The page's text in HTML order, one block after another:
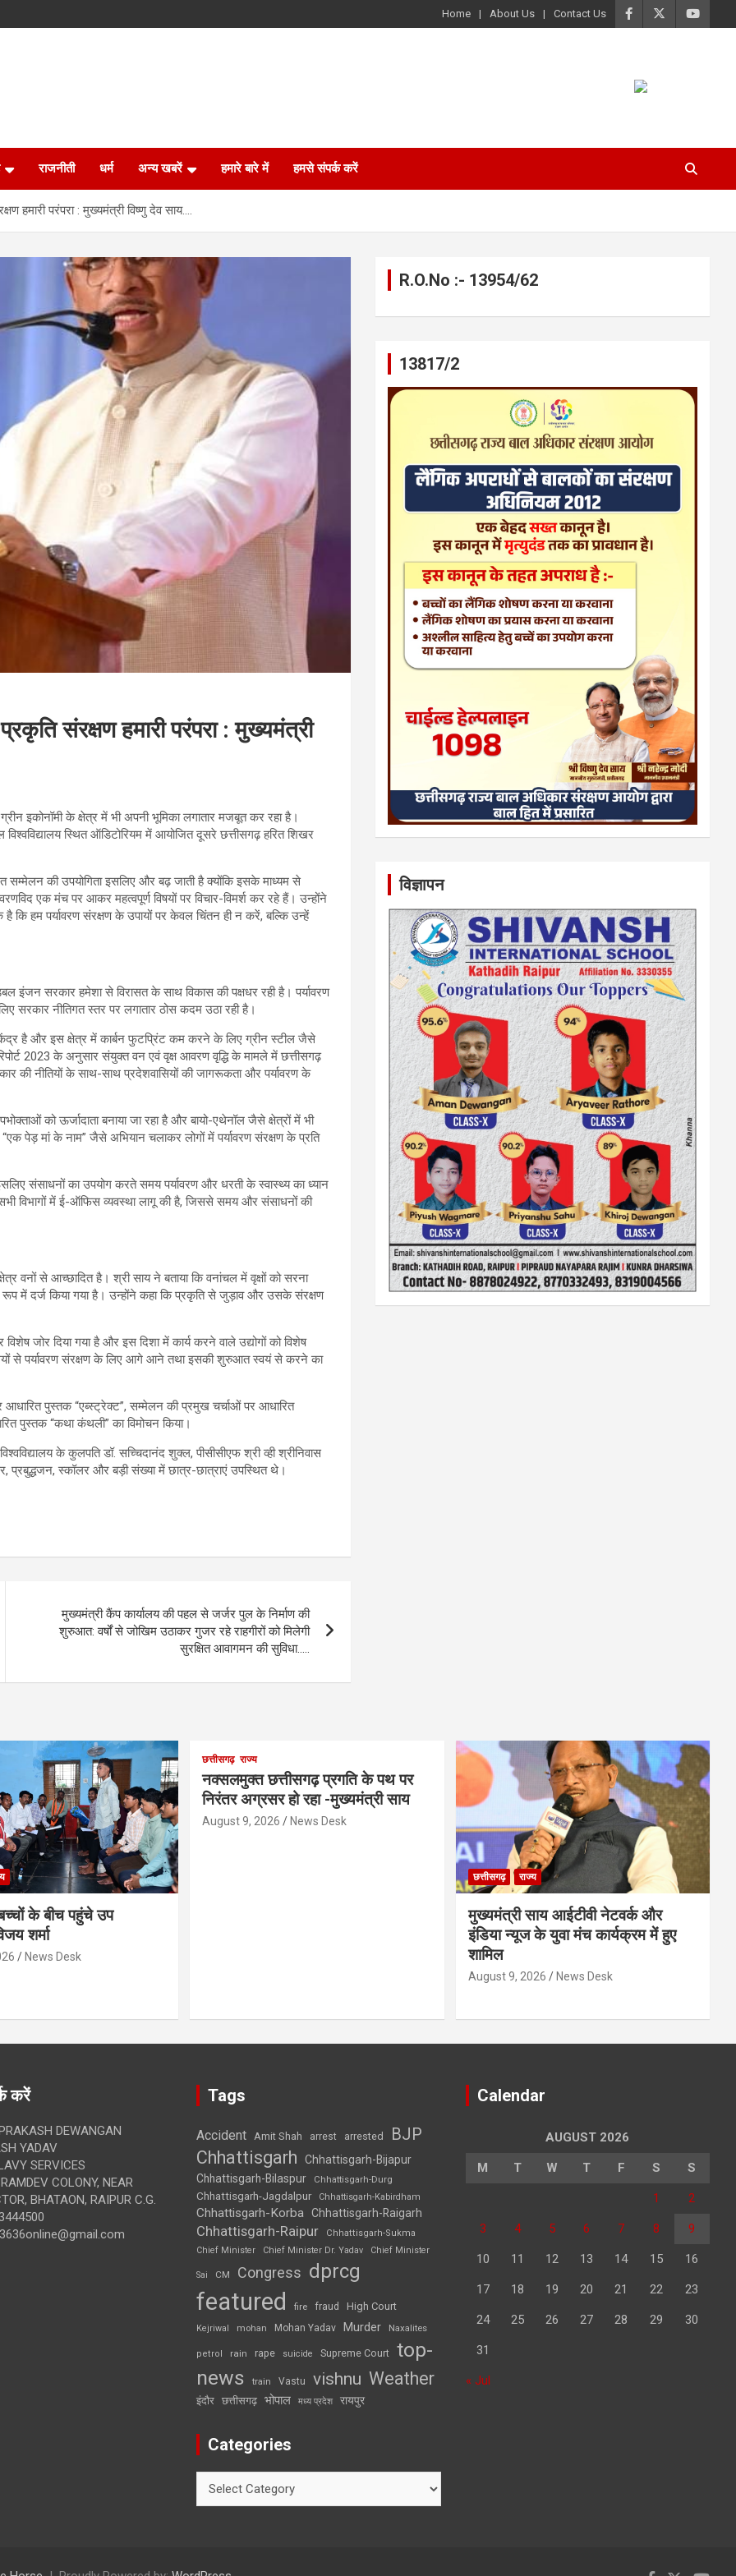
Home About Us Contact Us
राजनीती धर्म अन्य खबरें हमारे बारे में हमसे संपर्क करें
हमारी परंपरा : मुख्यमंत्री विष्णु देव साय….
संरक्षण हमारी परंपरा : मुख्यमंत्री
इकोनॉमी के क्षेत्र में भी अपनी भूमिका लगातार मजबूत कर रहा है।
स्थित ऑडिटोरियम में आयोजित दूसरे छत्तीसगढ़ हरित शिखर
सम्मेलन की उपयोगिता इसलिए और बढ़ जाती है क्योंकि इसके माध्यम से
एक मंच पर आकर महत्वपूर्ण विषयों पर विचार-विमर्श कर रहे हैं। उन्होंने
हम पर्यावरण संरक्षण के उपायों पर केवल चिंतन ही न करें, बल्कि उन्हें
इंजन सरकार हमेशा से विरासत के साथ विकास की पक्षधर रही है। पर्यावरण
सरकार नीतिगत स्तर पर लगातार ठोस कदम उठा रही है।
है और इस क्षेत्र में कार्बन फुटप्रिंट कम करने के लिए ग्रीन स्टील जैसे
2023 के अनुसार संयुक्त वन एवं वृक्ष आवरण वृद्धि के मामले में छत्तीसगढ़
की नीतियों के साथ-साथ प्रदेशवासियों की जागरूकता और पर्यावरण के
को ऊर्जादाता बनाया जा रहा है और बायो-एथेनॉल जैसे क्षेत्रों में भी
“एक पेड़ मां के नाम” जैसे अभियान चलाकर लोगों में पर्यावरण संरक्षण के प्रति
संसाधनों का उपयोग करते समय पर्यावरण और धरती के स्वास्थ्य का ध्यान
विभागों में ई-ऑफिस व्यवस्था लागू की है, जिससे समय और संसाधनों की
वनों से आच्छादित है। श्री साय ने बताया कि वनांचल में वृक्षों को सरना
में दर्ज किया गया है। उन्होंने कहा कि प्रकृति से जुड़ाव और उसके संरक्षण
जोर दिया गया है और इस दिशा में कार्य करने वाले उद्योगों को विशेष
से पर्यावरण संरक्षण के लिए आगे आने तथा इसकी शुरुआत स्वयं से करने का
पुस्तक “एब्स्ट्रेक्ट”, सम्मेलन की प्रमुख चर्चाओं पर आधारित
पुस्तक “कथा कंथली” का विमोचन किया।
के कुलपति डॉ. सच्चिदानंद शुक्ल, पीसीसीएफ श्री व्ही श्रीनिवास
प्रबुद्धजन, स्कॉलर और बड़ी संख्या में छात्र-छात्राएं उपस्थित थे।
मुख्यमंत्री कैंप कार्यालय की पहल से जर्जर पुल के निर्माण की
शुरुआत: वर्षों से जोखिम उठाकर गुजर रहे राहगीरों को मिलेगी
सुरक्षित आवागमन की सुविधा…..
R.O.No :- 13954/62
13817/2
विज्ञापन
बच्चों के बीच पहुंचे उप
शर्मा
News Desk
छत्तीसगढ़ राज्य
नक्सलमुक्त छत्तीसगढ़ प्रगति के पथ पर
निरंतर अग्रसर हो रहा -मुख्यमंत्री साय
August 9, 2026 News Desk
छत्तीसगढ़ राज्य
मुख्यमंत्री साय आईटीवी नेटवर्क और
इंडिया न्यूज के युवा मंच कार्यक्रम में हुए
शामिल
August 9, 2026 News Desk
करें
DEWANGAN
YADAV
SERVICES
COLONY, NEAR
BHATAON, RAIPUR C.G.
Tags
Accident Amit Shah arrest arrested BJP
Chhattisgarh
Chhattisgarh-Bijapur
Chhattisgarh-Bilaspur
Chhattisgarh-Durg
Chhattisgarh-Jagdalpur Chhattisgarh-Kabirdham
Chhattisgarh-Korba Chhattisgarh-Raigarh
Chhattisgarh-Raipur
Chhattisgarh-Sukma
Chief Minister
Chief Minister Dr. Yadav Chief Minister
Sai CM Congress dprcg
featured fire fraud High Court
Kejriwal mohan Mohan Yadav Murder Naxalites
petrol rain rape suicide Supreme Court top-
news
train Vastu vishnu Weather
इंदौर छत्तीसगढ़ भोपाल मध्य प्रदेश रायपुर
Categories
Calendar
AUGUST 2026
M T W T F S S
1 2
3 4 5 6 7 8 9
10 11 12 13 14 15 16
17 18 19 20 21 22 23
24 25 26 27 28 29 30
31
« Jul